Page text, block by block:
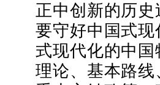
正中创新的历
要守好中国式
式现代化的中
理论、基本路